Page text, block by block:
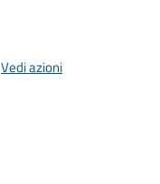
Vedi azioni